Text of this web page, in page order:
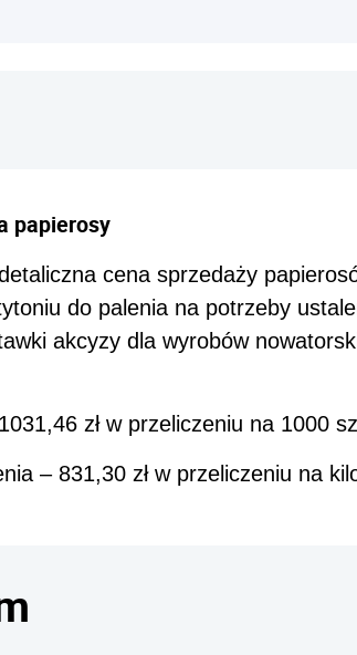
papierosy
cena sprzedaży
do palenia na potrzeby
akcyzy dla wyrobów
zł w przeliczeniu na 1000
– 831,30 zł w przeliczeniu na